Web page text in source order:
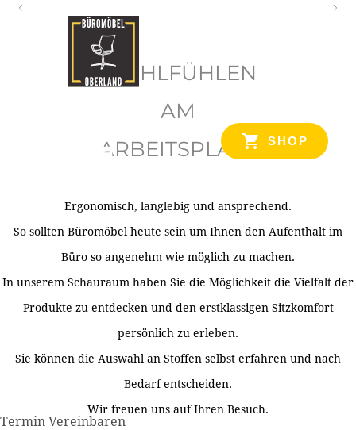
SHOP
WOHLFÜHLEN
AM
ARBEITSPLATZ
Ergonomisch, langlebig und ansprechend.
So sollten Büromöbel heute sein um Ihnen den Aufenthalt im
Büro so angenehm wie möglich zu machen.
In unserem Schauraum haben Sie die Möglichkeit die Vielfalt der
Produkte zu entdecken und den erstklassigen Sitzkomfort
persönlich zu erleben.
Sie können die Auswahl an Stoffen selbst erfahren und nach
Bedarf entscheiden.
Wir freuen uns auf Ihren Besuch.
Termin Vereinbaren